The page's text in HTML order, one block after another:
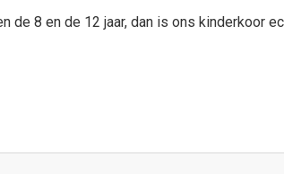
de 8 en de 12 jaar, dan is ons kinderkoor